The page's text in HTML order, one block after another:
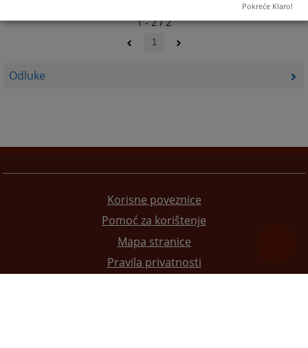
Odluke
1 - 2 / 2
1
Korisne poveznice
Pomoć za korištenje
Mapa stranice
Pravila privatnosti
Pokreće Klaro!